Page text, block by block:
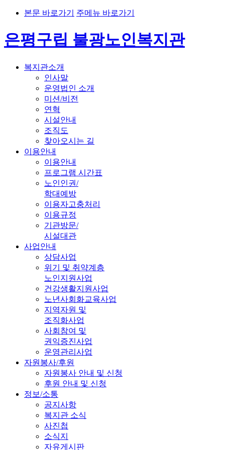
본문 바로가기 주메뉴 바로가기
은평구립 불광노인복지관
복지관소개
인사말
운영법인 소개
미션/비전
연혁
시설안내
조직도
찾아오시는 길
이용안내
이용안내
프로그램 시간표
노인인권/
학대예방
이용자고충처리
이용규정
기관방문/
시설대관
사업안내
상담사업
위기 및 취약계층
노인지원사업
건강생활지원사업
노년사회화교육사업
지역자원 및
조직화사업
사회참여 및
권익증진사업
운영관리사업
자원봉사/후원
자원봉사 안내 및 신청
후원 안내 및 신청
정보/소통
공지사항
복지관 소식
사진첩
소식지
자유게시판